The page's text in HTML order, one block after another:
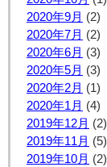
2020年9月 (2)
2020年7月 (2)
2020年6月 (3)
2020年5月 (3)
2020年2月 (1)
2020年1月 (4)
2019年12月 (2)
2019年11月 (5)
2019年10月 (2)